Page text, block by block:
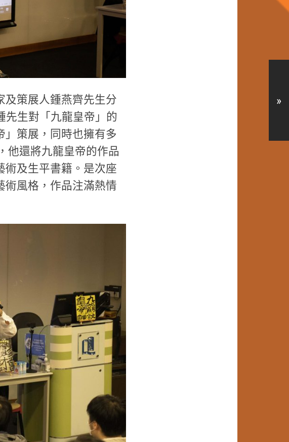
及策展人鍾燕齊先生分
先生對「九龍皇帝」的
」策展，同時也擁有多
他還將九龍皇帝的作品
術及生平書籍。是次座
術風格，作品注滿熱情
»